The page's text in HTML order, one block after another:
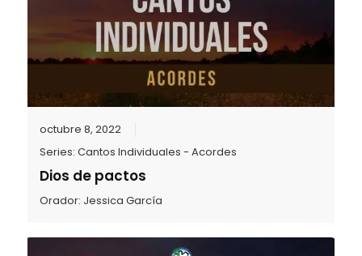
octubre 8, 2022
Series:Cantos Individuales - Acordes
Dios de pactos
Orador: Jessica García